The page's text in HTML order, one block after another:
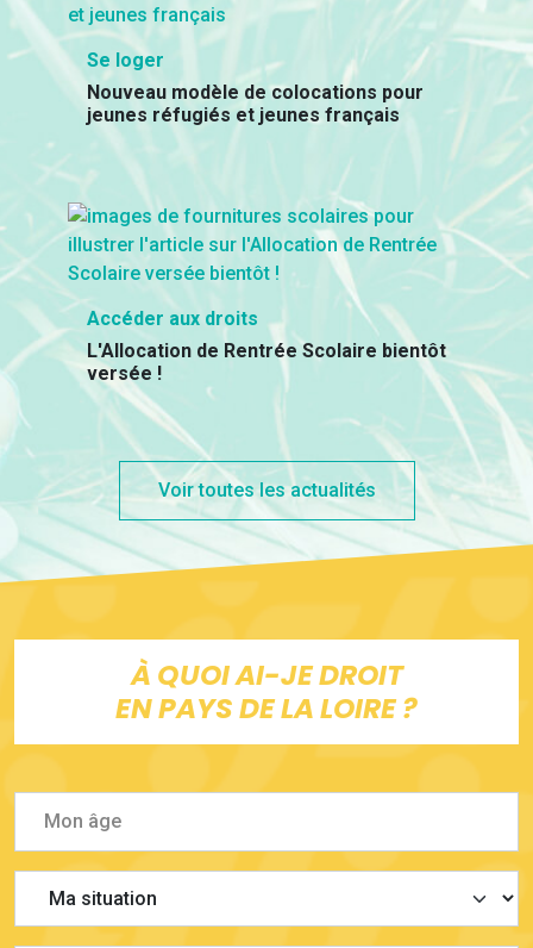
Se loger
Nouveau modèle de colocations pour
jeunes réfugiés et jeunes français
Accéder aux droits
L'Allocation de Rentrée Scolaire bientôt
versée !
Voir toutes les actualités
À QUOI AI-JE DROIT
EN PAYS DE LA LOIRE ?